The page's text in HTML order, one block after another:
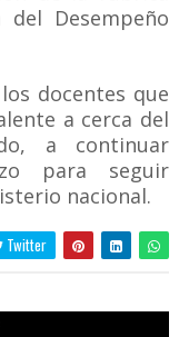
Desempeño
docentes que
a cerca del
a continuar
para seguir
nacional.
Twitter